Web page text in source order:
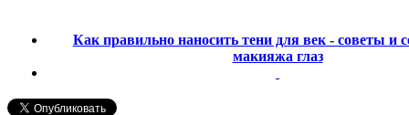
Как правильно наносить тени для век - советы и
макияжа глаз